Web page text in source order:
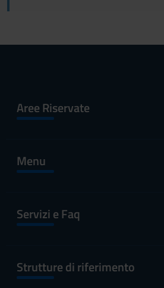
Aree Riservate
Menu
Servizi e Faq
Strutture di riferimento